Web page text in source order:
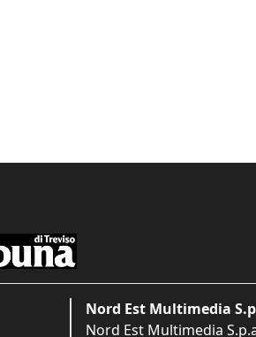
Nord Est Multimedia
Nord Est Multimedia